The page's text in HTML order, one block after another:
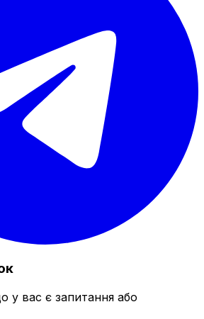
у вас є запитання або